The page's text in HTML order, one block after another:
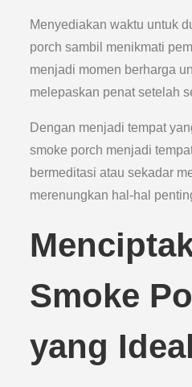
Menyediakan waktu untuk
porch sambil menikmati
menjadi momen berharga
melepaskan penat setelah
Dengan menjadi tempat
smoke porch menjadi
bermeditasi atau sekadar
merenungkan hal-hal
Smoke
yang Ideal